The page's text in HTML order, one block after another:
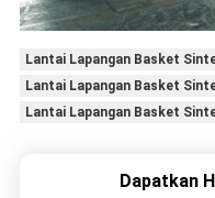
Lantai Lapangan Basket
Lantai Lapangan Basket
Lantai Lapangan Basket
Dapatkan